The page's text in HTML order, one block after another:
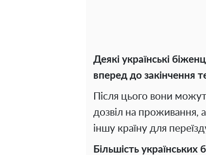
Деякі українські
вперед до закінчення
Після цього вони
дозвіл на проживання,
іншу країну для
Більшість